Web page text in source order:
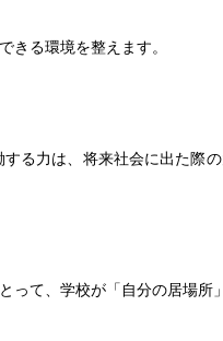
きる環境を整えます。
る力は、将来社会に出た際
て、学校が「自分の居場所